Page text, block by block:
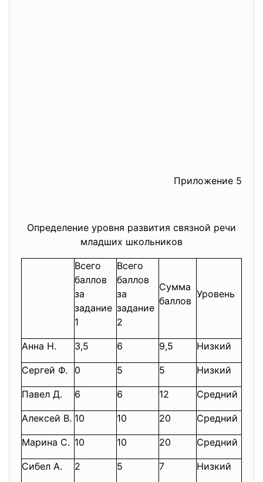
Приложение 5
Определение уровня развития связной речи
младших школьников
Всего
баллов
за
задание
1
Всего
баллов
за
задание
2
Сумма
баллов
Уровень
Анна Н. 3,5 6 9,5 Низкий
Сергей Ф. 0 5 5 Низкий
Павел Д. 6 6 12 Средний
Алексей В. 10 10 20 Средний
Марина С. 10 10 20 Средний
Сибел А. 2 5 7 Низкий